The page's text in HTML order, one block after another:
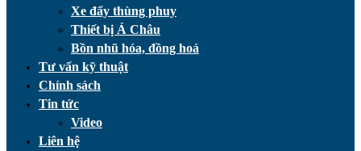
Xe đẩy thùng phuy
Thiết bị Á Châu
Bồn nhũ hóa, đồng hoá
Tư vấn kỹ thuật
Chính sách
Tin tức
Video
Liên hệ